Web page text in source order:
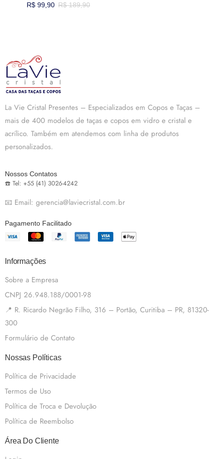
R$189,90
R$99,90
La Vie Cristal Presentes – Especializados em Copos e Taças –
mais de 400 modelos de taças e copos em vidro e cristal e
acrílico. Também em atendemos com linha de produtos
personalizados.
Nossos Contatos
☎️ Tel: +55 (41) 3026-4242
📧 Email: gerencia@laviecristal.com.br
Pagamento Facilitado
Informações
Sobre a Empresa
CNPJ 26.948.188/0001-98
📍 R. Ricardo Negrão Filho, 316 – Portão, Curitiba – PR, 81320-
300
Formulário de Contato
Nossas Políticas
Política de Privacidade
Termos de Uso
Política de Troca e Devolução
Política de Reembolso
Área Do Cliente